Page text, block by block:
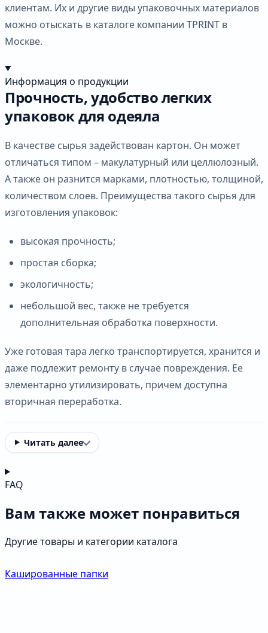
клиентам. Их и другие виды упаковочных материалов
можно отыскать в каталоге компании TPRINT в
Москве.
Информация о продукции
Прочность, удобство легких
упаковок для одеяла
В качестве сырья задействован картон. Он может
отличаться типом – макулатурный или целлюлозный.
А также он разнится марками, плотностью, толщиной,
количеством слоев. Преимущества такого сырья для
изготовления упаковок:
высокая прочность;
простая сборка;
экологичность;
небольшой вес, также не требуется
дополнительная обработка поверхности.
Уже готовая тара легко транспортируется, хранится и
даже подлежит ремонту в случае повреждения. Ее
элементарно утилизировать, причем доступна
вторичная переработка.
Читать далее
FAQ
Вам также может понравиться
Другие товары и категории каталога
Кашированные папки